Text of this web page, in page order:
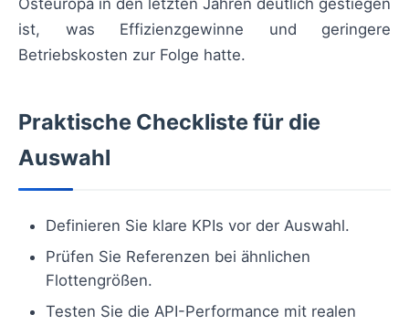
ist, was Effizienzgewinne und geringere
Betriebskosten zur Folge hatte.
Praktische Checkliste für die
Auswahl
Definieren Sie klare KPIs vor der Auswahl.
Prüfen Sie Referenzen bei ähnlichen
Flottengrößen.
Testen Sie die API-Performance mit realen